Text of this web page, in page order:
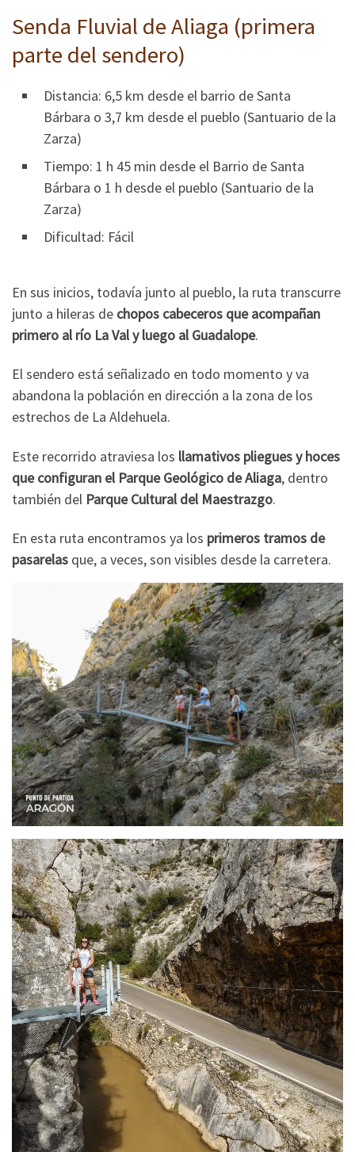
Senda Fluvial de Aliaga (primera
parte del sendero)
Distancia: 6,5 km desde el barrio de Santa
Bárbara o 3,7 km desde el pueblo (Santuario de la
Zarza)
Tiempo: 1 h 45 min desde el Barrio de Santa
Bárbara o 1 h desde el pueblo (Santuario de la
Zarza)
Dificultad: Fácil
En sus inicios, todavía junto al pueblo, la ruta transcurre
junto a hileras de chopos cabeceros que acompañan
primero al río La Val y luego al Guadalope.
El sendero está señalizado en todo momento y va
abandona la población en dirección a la zona de los
estrechos de La Aldehuela.
Este recorrido atraviesa los llamativos pliegues y hoces
que configuran el Parque Geológico de Aliaga, dentro
también del Parque Cultural del Maestrazgo.
En esta ruta encontramos ya los primeros tramos de
pasarelas que, a veces, son visibles desde la carretera.